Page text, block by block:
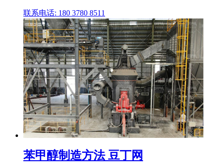
联系电话: 180 3780 8511
苯甲醇制造方法 豆丁网